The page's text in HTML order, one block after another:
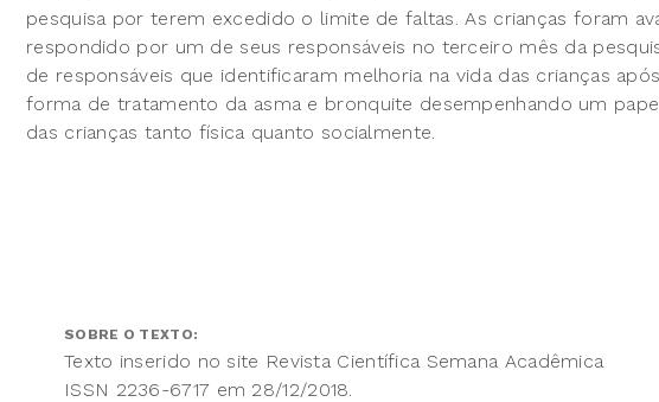
pesquisa por terem excedido o limite de faltas. As crianças foram
respondido por um de seus responsáveis no terceiro mês da
de responsáveis que identificaram melhoria na vida das crianças
forma de tratamento da asma e bronquite desempenhando um
das crianças tanto física quanto socialmente.
SOBRE O TEXTO:
Texto inserido no site Revista Científica Semana Acadêmica
ISSN 2236-6717 em 28/12/2018.